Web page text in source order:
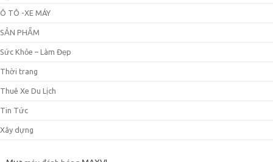
Ô TÔ -XE MÁY
SẢN PHẨM
Sức Khỏe – Làm Đẹp
Thời trang
Thuê Xe Du Lịch
Tin Tức
Xây dựng